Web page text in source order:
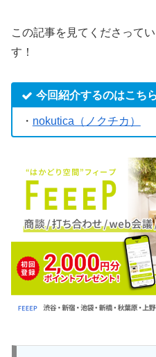
この記事を見てくださって
す！
今回紹介するのはこち
・ nokutica（ノクチカ）